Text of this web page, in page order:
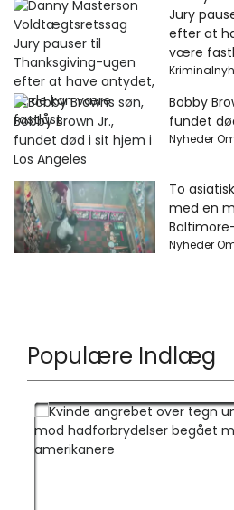
Jury
efter at
være
Bobby
fundet
Nyheder
To
med en
Nyheder
Populære Indlæg